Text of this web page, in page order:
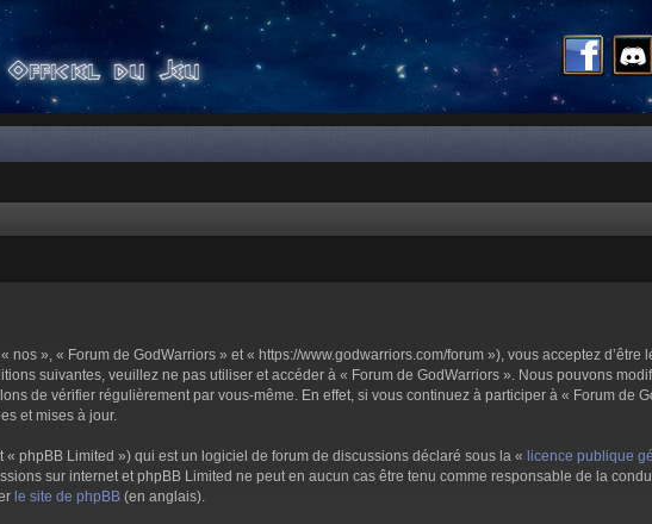
», « Forum de GodWarriors » et « https://www.godwarriors.com/forum »), vous acceptez
suivantes, veuillez ne pas utiliser et accéder à « Forum de GodWarriors ». Nous pouvons
de vérifier régulièrement par vous-même. En effet, si vous continuez à participer à « Forum de
et mises à jour.
phpBB Limited ») qui est un logiciel de forum de discussions déclaré sous la « licence publique
sur internet et phpBB Limited ne peut en aucun cas être tenu comme responsable de la
le site de phpBB (en anglais).